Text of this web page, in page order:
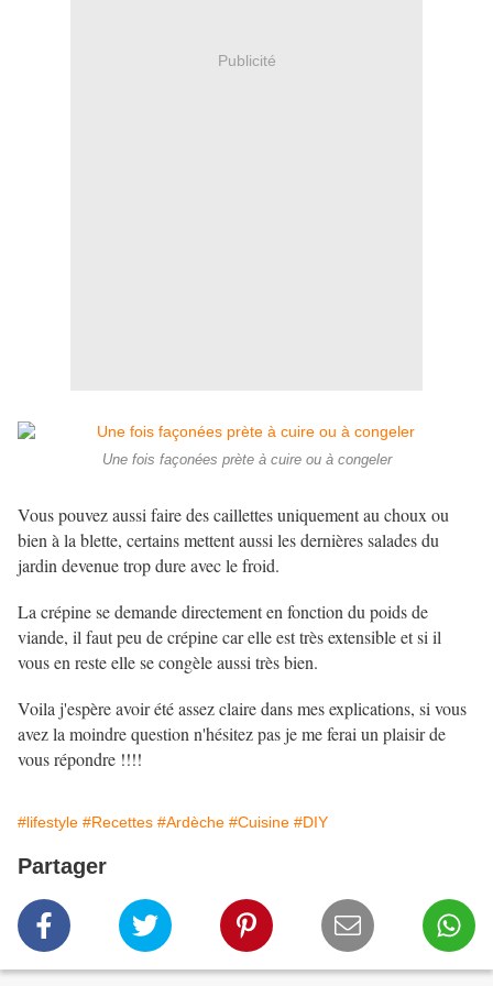
Publicité
Une fois façonées prète à cuire ou à congeler
Vous pouvez aussi faire des caillettes uniquement au choux ou
bien à la blette, certains mettent aussi les dernières salades du
jardin devenue trop dure avec le froid.
La crépine se demande directement en fonction du poids de
viande, il faut peu de crépine car elle est très extensible et si il
vous en reste elle se congèle aussi très bien.
Voila j'espère avoir été assez claire dans mes explications, si vous
avez la moindre question n'hésitez pas je me ferai un plaisir de
vous répondre !!!!
#lifestyle #Recettes #Ardèche #Cuisine #DIY
Partager